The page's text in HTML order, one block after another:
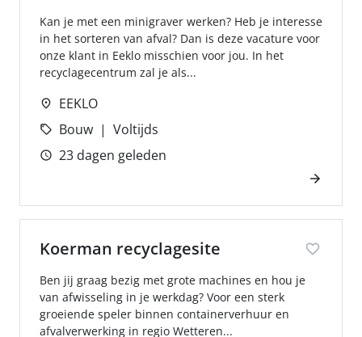
Kan je met een minigraver werken? Heb je interesse
in het sorteren van afval? Dan is deze vacature voor
onze klant in Eeklo misschien voor jou. In het
recyclagecentrum zal je als...
EEKLO
Bouw
Voltijds
23 dagen geleden
Koerman recyclagesite
Ben jij graag bezig met grote machines en hou je
van afwisseling in je werkdag? Voor een sterk
groeiende speler binnen containerverhuur en
afvalverwerking in regio Wetteren...